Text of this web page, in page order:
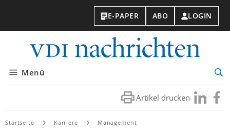
E-PAPER ABO LOGIN
Menü
Artikel drucken Besuchen
Sie
Sie
Startseite Karriere Management